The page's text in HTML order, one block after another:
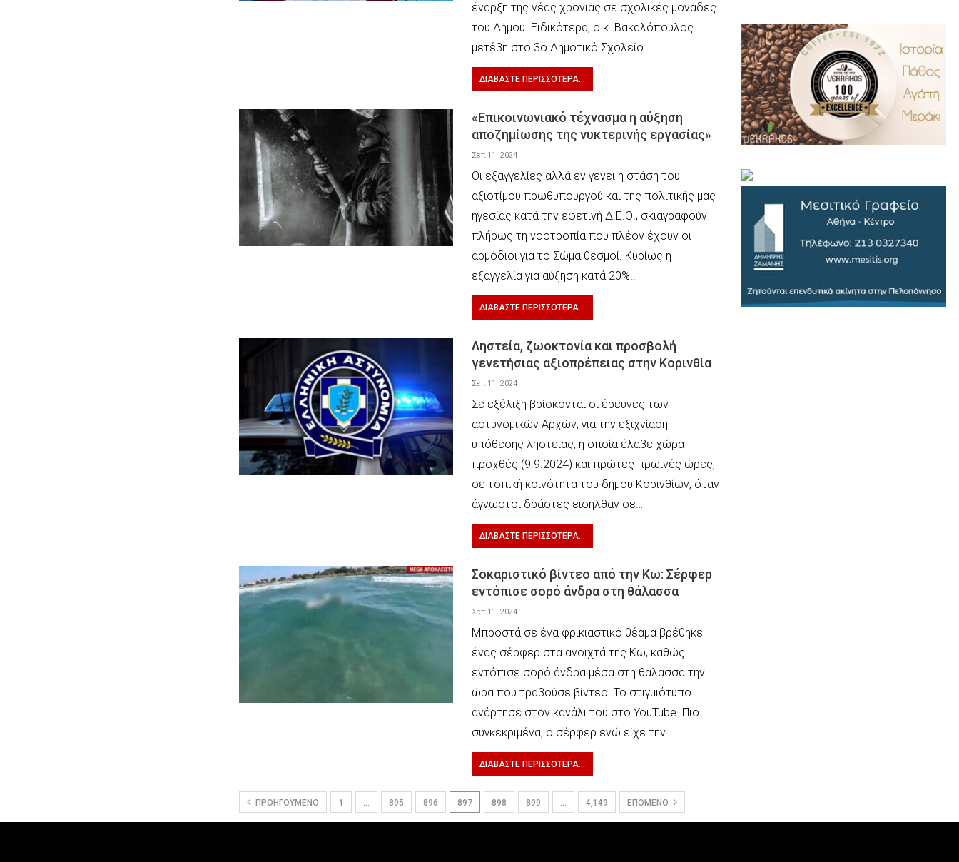
έναρξη της νέας χρονιάς σε σχολικές μονάδες
του Δήμου. Ειδικότερα, ο κ. Βακαλόπουλος
μετέβη στο 3ο Δημοτικό Σχολείο…
ΔΙΑΒΆΣΤΕ ΠΕΡΙΣΣΌΤΕΡΑ...
«Επικοινωνιακό τέχνασμα η αύξηση
αποζημίωσης της νυκτερινής εργασίας»
Σεπ 11, 2024
Οι εξαγγελίες αλλά εν γένει η στάση του
αξιοτίμου πρωθυπουργού και της πολιτικής μας
ηγεσίας κατά την εφετινή Δ.Ε.Θ., σκιαγραφούν
πλήρως τη νοοτροπία που πλέον έχουν οι
αρμόδιοι για το Σώμα θεσμοί. Κυρίως η
εξαγγελία για αύξηση κατά 20%…
ΔΙΑΒΆΣΤΕ ΠΕΡΙΣΣΌΤΕΡΑ...
Ληστεία, ζωοκτονία και προσβολή
γενετήσιας αξιοπρέπειας στην Κορινθία
Σεπ 11, 2024
Σε εξέλιξη βρίσκονται οι έρευνες των
αστυνομικών Αρχών, για την εξιχνίαση
υπόθεσης ληστείας, η οποία έλαβε χώρα
προχθές (9.9.2024) και πρώτες πρωινές ώρες,
σε τοπική κοινότητα του δήμου Κορινθίων, όταν
άγνωστοι δράστες εισήλθαν σε…
ΔΙΑΒΆΣΤΕ ΠΕΡΙΣΣΌΤΕΡΑ...
Σοκαριστικό βίντεο από την Κω: Σέρφερ
εντόπισε σορό άνδρα στη θάλασσα
Σεπ 11, 2024
Μπροστά σε ένα φρικιαστικό θέαμα βρέθηκε
ένας σέρφερ στα ανοιχτά της Κω, καθώς
εντόπισε σορό άνδρα μέσα στη θάλασσα την
ώρα που τραβούσε βίντεο. Το στιγμιότυπο
ανάρτησε στον κανάλι του στο YouTube. Πιο
συγκεκριμένα, ο σέρφερ ενώ είχε την…
ΔΙΑΒΆΣΤΕ ΠΕΡΙΣΣΌΤΕΡΑ...
ΠΡΟΗΓΟΎΜΕΝΟ 1 … 895 896 897 898 899 … 4,149 ΕΠΌΜΕΝΟ